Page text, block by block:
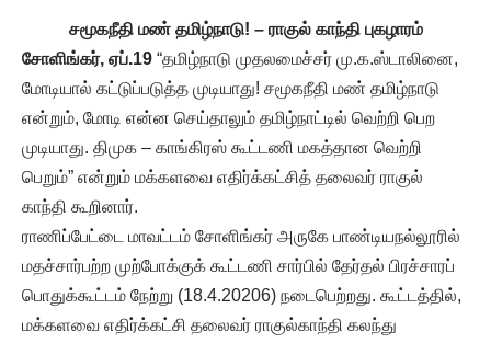
சமூகநீதி மண் தமிழ்நாடு! – ராகுல் காந்தி புகழாரம்
சோளிங்கர், ஏப்.19 “தமிழ்நாடு முதலமைச்சர் மு.க.ஸ்டாலினை,
மோடியால் கட்டுப்படுத்த முடியாது! சமூகநீதி மண் தமிழ்நாடு
என்றும், மோடி என்ன செய்தாலும் தமிழ்நாட்டில் வெற்றி பெற
முடியாது. திமுக – காங்கிரஸ் கூட்டணி மகத்தான வெற்றி
பெறும்” என்றும் மக்களவை எதிர்க்கட்சித் தலைவர் ராகுல்
காந்தி கூறினார்.
ராணிப்பேட்டை மாவட்டம் சோளிங்கர் அருகே பாண்டியநல்லூரில்
மதச்சார்பற்ற முற்போக்குக் கூட்டணி சார்பில் தேர்தல் பிரச்சாரப்
பொதுக்கூட்டம் நேற்று (18.4.20206) நடைபெற்றது. கூட்டத்தில்,
மக்களவை எதிர்க்கட்சி தலைவர் ராகுல்காந்தி கலந்து